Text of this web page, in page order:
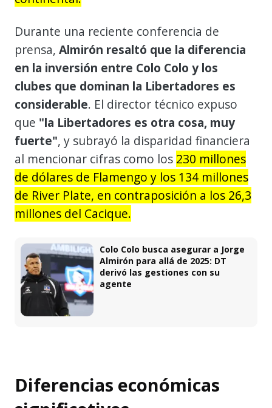
Durante una reciente conferencia de
prensa, Almirón resaltó que la diferencia
en la inversión entre Colo Colo y los
clubes que dominan la Libertadores es
considerable. El director técnico expuso
que "la Libertadores es otra cosa, muy
fuerte", y subrayó la disparidad financiera
al mencionar cifras como los 230 millones
de dólares de Flamengo y los 134 millones
de River Plate, en contraposición a los 26,3
millones del Cacique.
Colo Colo busca asegurar a Jorge
Almirón para allá de 2025: DT
derivó las gestiones con su
agente
Diferencias económicas